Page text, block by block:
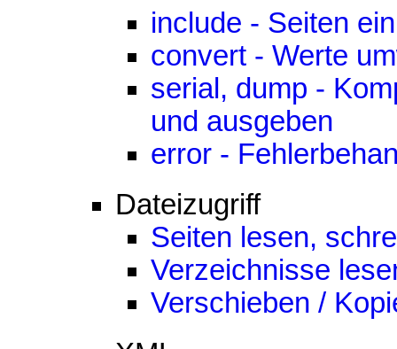
include - Seiten
convert - Werte
serial, dump -
und ausgeben
error -
Dateizugriff
Seiten lesen,
Verzeichnisse
Verschieben /